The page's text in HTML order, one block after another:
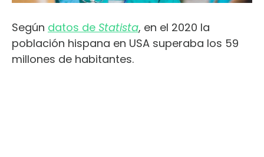
Según datos de Statista, en el 2020 la
población hispana en USA superaba los 59
millones de habitantes.